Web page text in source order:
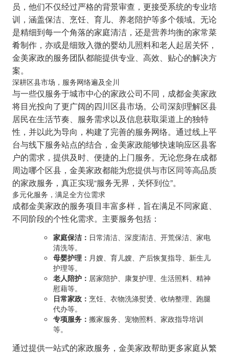
员，他们不仅经过严格的背景审查，更接受系统的专业培
训，涵盖保洁、烹饪、育儿、养老陪护等多个领域。无论
是精细到每一个角落的家庭清洁，还是营养均衡的家常菜
肴制作，亦或是细致入微的婴幼儿照料和老人起居关怀，
金美家政的服务团队都能提供专业、高效、贴心的解决方
案。
深耕区县市场，服务网络遍及全川
与一些仅服务于城市中心的家政公司不同，成都金美家政
将目光投向了更广阔的四川区县市场。公司深刻理解区县
居民在生活节奏、服务需求以及信息获取渠道上的独特
性，并以此为导向，构建了完善的服务网络。通过线上平
台与线下服务站点的结合，金美家政能够快速响应区县客
户的需求，提供及时、便捷的上门服务。无论您身在成都
周边哪个区县，金美家政都能为您提供与市区同等高品质
的家政服务，真正实现“服务无界，关怀到位”。
多元化服务，满足全方位需求
成都金美家政的服务项目丰富多样，旨在满足不同家庭、
不同阶段的个性化需求。主要服务包括：
家庭保洁： 日常清洁、深度清洁、开荒保洁、家电
清洗等。
母婴护理： 月嫂、育儿嫂、产后恢复指导、新生儿
护理等。
老人陪护： 居家陪护、康复护理、生活照料、精神
慰藉等。
日常家政： 烹饪、衣物洗涤熨烫、收纳整理、跑腿
代办等。
专项服务： 搬家服务、宠物照料、家政指导培训
等。
通过提供一站式的家政服务，金美家政帮助更多家庭从繁